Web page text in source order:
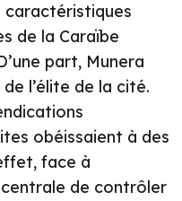
caractéristiques
de la Caraïbe
part, Munera
l’élite de la cité.
obéissaient à des
face à
centrale de contrôler